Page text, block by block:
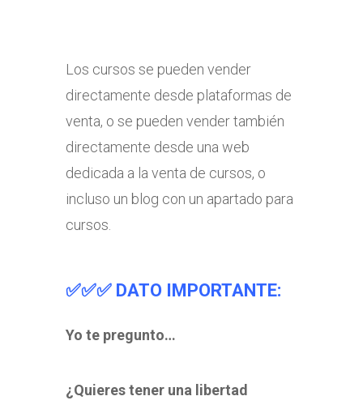
Los cursos se pueden vender
directamente desde plataformas de
venta, o se pueden vender también
directamente desde una web
dedicada a la venta de cursos, o
incluso un blog con un apartado para
cursos.
✅✅✅ DATO IMPORTANTE:
Yo te pregunto…
¿Quieres tener una libertad